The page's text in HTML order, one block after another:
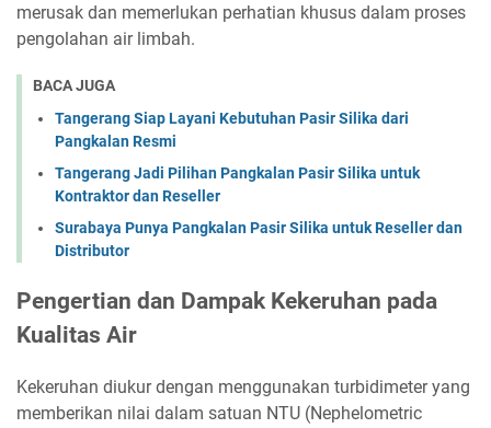
merusak dan memerlukan perhatian khusus dalam proses
pengolahan air limbah.
BACA JUGA
Tangerang Siap Layani Kebutuhan Pasir Silika dari
Pangkalan Resmi
Tangerang Jadi Pilihan Pangkalan Pasir Silika untuk
Kontraktor dan Reseller
Surabaya Punya Pangkalan Pasir Silika untuk Reseller dan
Distributor
Pengertian dan Dampak Kekeruhan pada
Kualitas Air
Kekeruhan diukur dengan menggunakan turbidimeter yang
memberikan nilai dalam satuan NTU (Nephelometric